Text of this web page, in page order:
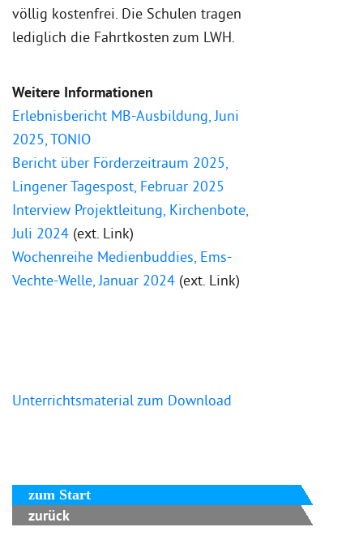
völlig kostenfrei. Die Schulen tragen
lediglich die Fahrtkosten zum LWH.
Weitere Informationen
Erlebnisbericht MB-Ausbildung, Juni
2025, TONIO
Bericht über Förderzeitraum 2025,
Lingener Tagespost, Februar 2025
Interview Projektleitung, Kirchenbote,
Juli 2024 (ext. Link)
Wochenreihe Medienbuddies, Ems-
Vechte-Welle, Januar 2024 (ext. Link)
Unterrichtsmaterial zum Download
zum Start
zurück